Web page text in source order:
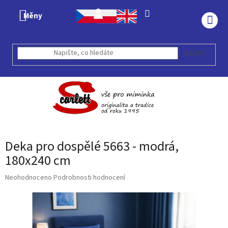
Měny
HLEDAT
Deka pro dospělé 5663 - modrá,
180x240 cm
Průměrné
Neohodnoceno Podrobnosti hodnocení